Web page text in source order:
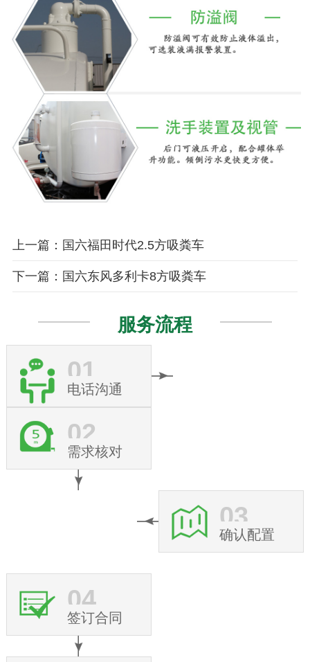
上一篇：国六福田时代2.5方吸粪车
下一篇：国六东风多利卡8方吸粪车
服务流程
01
电话沟通
02
需求核对
03
确认配置
04
签订合同